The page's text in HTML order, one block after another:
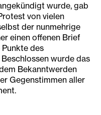
wurde, gab
von vielen
der nunmehrige
einen offenen Brief
des
wurde das
Bekanntwerden
Gegenstimmen aller